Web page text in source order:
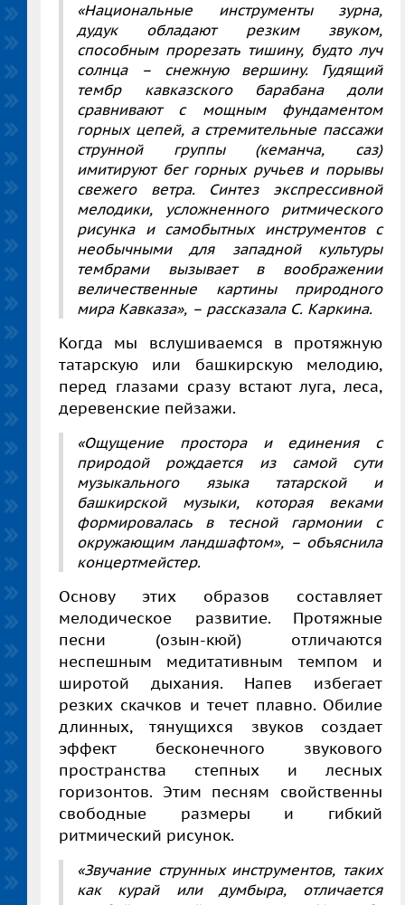
«Национальные инструменты зурна,
дудук обладают резким звуком,
способным прорезать тишину, будто луч
солнца – снежную вершину. Гудящий
тембр кавказского барабана доли
сравнивают с мощным фундаментом
горных цепей, а стремительные пассажи
струнной группы (кеманча, саз)
имитируют бег горных ручьев и порывы
свежего ветра. Синтез экспрессивной
мелодики, усложненного ритмического
рисунка и самобытных инструментов с
необычными для западной культуры
тембрами вызывает в воображении
величественные картины природного
мира Кавказа», – рассказала С. Каркина.
Когда мы вслушиваемся в протяжную
татарскую или башкирскую мелодию,
перед глазами сразу встают луга, леса,
деревенские пейзажи.
«Ощущение простора и единения с
природой рождается из самой сути
музыкального языка татарской и
башкирской музыки, которая веками
формировалась в тесной гармонии с
окружающим ландшафтом», – объяснила
концертмейстер.
Основу этих образов составляет
мелодическое развитие. Протяжные
песни (озын-кюй) отличаются
неспешным медитативным темпом и
широтой дыхания. Напев избегает
резких скачков и течет плавно. Обилие
длинных, тянущихся звуков создает
эффект бесконечного звукового
пространства степных и лесных
горизонтов. Этим песням свойственны
свободные размеры и гибкий
ритмический рисунок.
«Звучание струнных инструментов, таких
как курай или думбыра, отличается